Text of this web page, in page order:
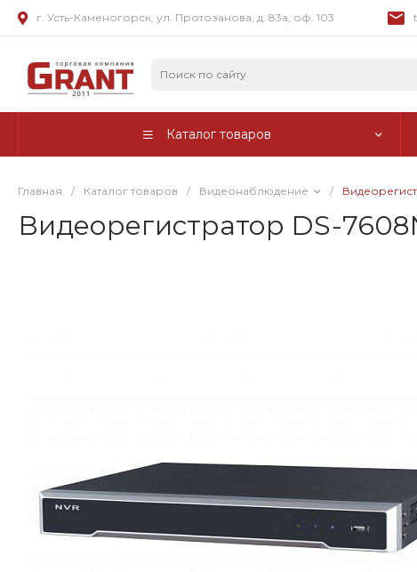
г. Усть-Каменогорск, ул. Протозанова, д. 83а, оф. 103
Каталог товаров
Главная / Каталог товаров / Видеонаблюдение /
Видеорегистратор DS-